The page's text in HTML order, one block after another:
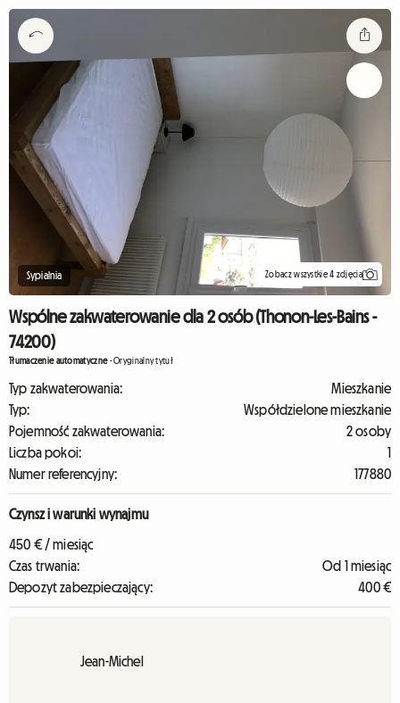
Sypialnia Zobacz wszystkie 4 zdjęcia
Wspólne zakwaterowanie dla 2 osób (Thonon-Les-Bains -
74200)
Tłumaczenie automatyczne-Oryginalny tytuł
Typ zakwaterowania:
Mieszkanie
Typ:
Współdzielone mieszkanie
Pojemność zakwaterowania:
2 osoby
Liczba pokoi:
1
Numer referencyjny:
177880
Czynsz i warunki wynajmu
450 € / miesiąc
Czas trwania:
Od 1 miesiąc
Depozyt zabezpieczający:
400 €
Jean-Michel